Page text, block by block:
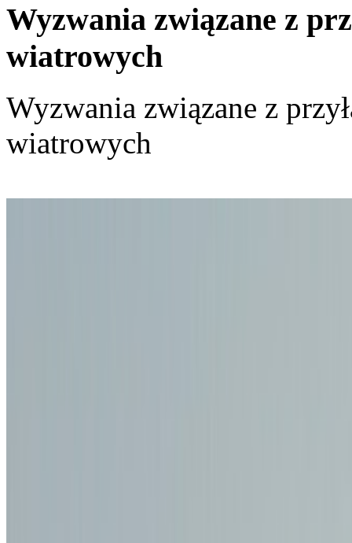
Wyzwania związane z
wiatrowych
Wyzwania związane z
wiatrowych